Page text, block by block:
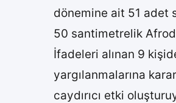
dönemine ait 51 adet
50 santimetrelik
İfadeleri alınan 9
yargılanmalarına
caydırıcı etki